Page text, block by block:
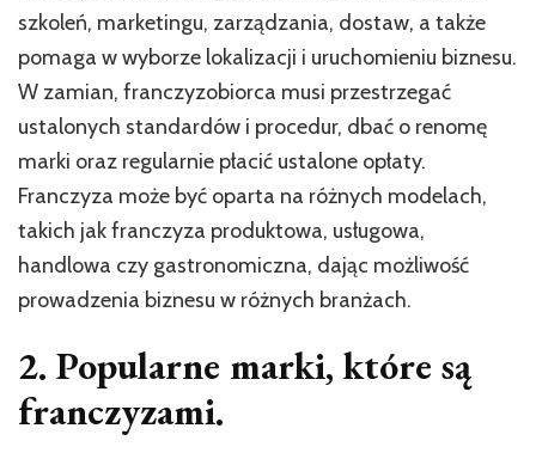
szkoleń, marketingu, zarządzania, dostaw, a także
pomaga w wyborze lokalizacji i uruchomieniu biznesu.
W zamian, franczyzobiorca musi przestrzegać
ustalonych standardów i procedur, dbać o renomę
marki oraz regularnie płacić ustalone opłaty.
Franczyza może być oparta na różnych modelach,
takich jak franczyza produktowa, usługowa,
handlowa czy gastronomiczna, dając możliwość
prowadzenia biznesu w różnych branżach.
2. Popularne marki, które są
franczyzami.